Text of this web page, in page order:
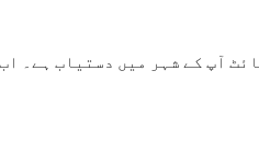
آپ کے شہر میں دستیاب ہے۔